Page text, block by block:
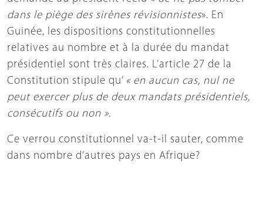
dans le piège des sirènes révisionnistes». En
Guinée, les dispositions constitutionnelles
relatives au nombre et à la durée du mandat
présidentiel sont très claires. L’article 27 de la
Constitution stipule qu’ « en aucun cas, nul ne
peut exercer plus de deux mandats présidentiels,
consécutifs ou non ».
Ce verrou constitutionnel va-t-il sauter, comme
dans nombre d’autres pays en Afrique?